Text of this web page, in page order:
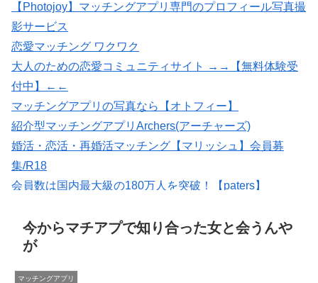
【Photojoy】マッチングアプリ専門のプロフィール写真撮
影サービス
恋愛マッチング ワクワク
大人のための恋愛コミュニティサイト →→【無料体験受
付中】←←
マッチングアプリの写真なら【オトフィー】
紹介型マッチングアプリArchers(アーチャーズ)
婚活・恋活・再婚活マッチング【マリッシュ】会員募
集/R18
会員数は国内最大級の180万人を突破！【paters】
出会いマッチングサイトPCMAX(18禁)
今からマチアプで知り合った女と会うんや
が
マッチングアプリ